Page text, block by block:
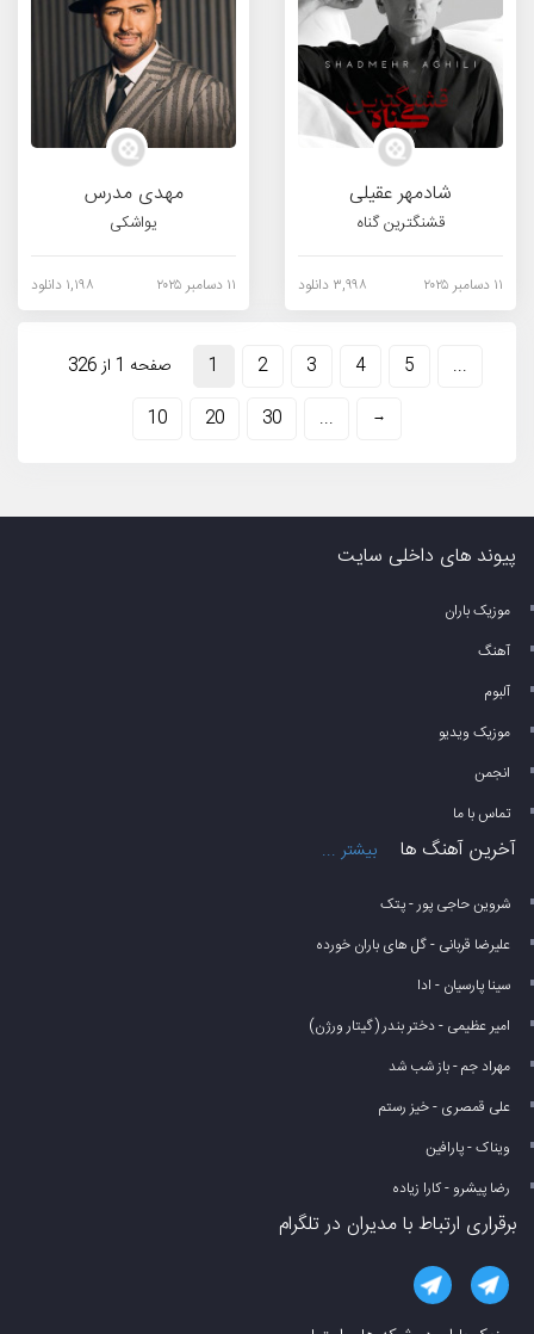
شادمهر عقیلی
قشنگترین گناه
۱۱ دسامبر ۲۰۲۵ ۳,۹۹۸ دانلود
مهدی مدرس
یواشکی
۱۱ دسامبر ۲۰۲۵ ۱,۱۹۸ دانلود
صفحه 1 از 326 1 2 3 4 5
...
10
20 30 ... →
پیوند های داخلی سایت
موزیک باران
آهنگ
آلبوم
موزیک ویدیو
انجمن
تماس با ما
آخرین آهنگ ها بیشتر ...
شروین حاجی پور - پتک
علیرضا قربانی - گل های باران خورده
سینا پارسیان - ادا
امیر عظیمی - دختر بندر (گیتار ورژن)
مهراد جم - باز شب شد
علی قمصری - خیز رستم
ویناک - پارافین
رضا پیشرو - کارا زیاده
برقراری ارتباط با مدیران در تلگرام